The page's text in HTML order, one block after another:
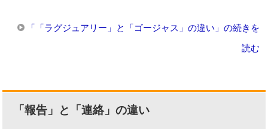
「「ラグジュアリー」と「ゴージャス」の違い」の続きを
読む
「報告」と「連絡」の違い